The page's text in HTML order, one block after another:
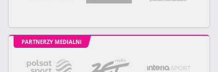
PARTNERZY MEDIALNI